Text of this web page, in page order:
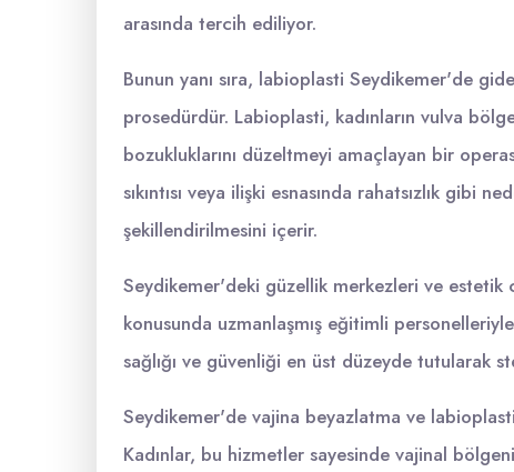
arasında tercih ediliyor.
Bunun yanı sıra, labioplasti Seydikemer'de
prosedürdür. Labioplasti, kadınların vulva
bozukluklarını düzeltmeyi amaçlayan bir
sıkıntısı veya ilişki esnasında rahatsızlık gibi
şekillendirilmesini içerir.
Seydikemer'deki güzellik merkezleri ve
konusunda uzmanlaşmış eğitimli
sağlığı ve güvenliği en üst düzeyde tutularak
Seydikemer'de vajina beyazlatma ve
Kadınlar, bu hizmetler sayesinde vajinal